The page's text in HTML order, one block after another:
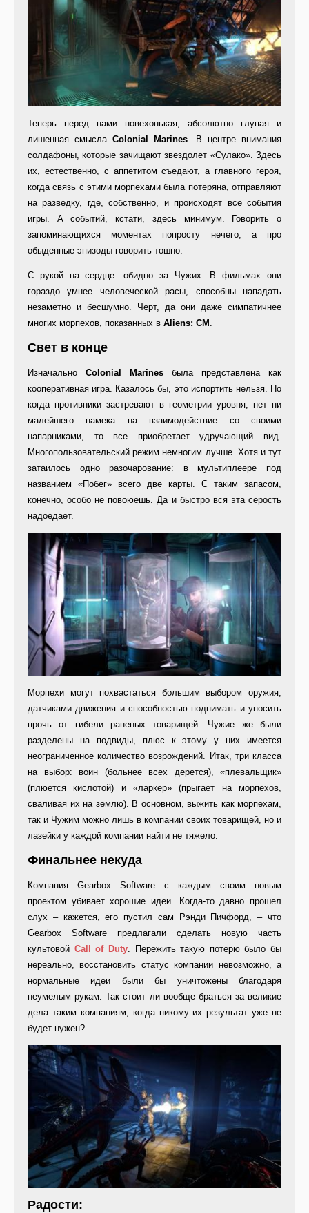
Теперь перед нами новехонькая, абсолютно глупая и
лишенная смысла Colonial Marines. В центре внимания
солдафоны, которые зачищают звездолет «Сулако». Здесь
их, естественно, с аппетитом съедают, а главного героя,
когда связь с этими морпехами была потеряна, отправляют
на разведку, где, собственно, и происходят все события
игры. А событий, кстати, здесь минимум. Говорить о
запоминающихся моментах попросту нечего, а про
обыденные эпизоды говорить тошно.
С рукой на сердце: обидно за Чужих. В фильмах они
гораздо умнее человеческой расы, способны нападать
незаметно и бесшумно. Черт, да они даже симпатичнее
многих морпехов, показанных в Aliens: CM .
Свет в конце
Изначально Colonial Marines была представлена как
кооперативная игра. Казалось бы, это испортить нельзя. Но
когда противники застревают в геометрии уровня, нет ни
малейшего намека на взаимодействие со своими
напарниками, то все приобретает удручающий вид.
Многопользовательский режим немногим лучше. Хотя и тут
затаилось одно разочарование: в мультиплеере под
названием «Побег» всего две карты. С таким запасом,
конечно, особо не повоюешь. Да и быстро вся эта серость
надоедает.
Морпехи могут похвастаться большим выбором оружия,
датчиками движения и способностью поднимать и уносить
прочь от гибели раненых товарищей. Чужие же были
разделены на подвиды, плюс к этому у них имеется
неограниченное количество возрождений. Итак, три класса
на выбор: воин (больнее всех дерется), «плевальщик»
(плюется кислотой) и «ларкер» (прыгает на морпехов,
сваливая их на землю). В основном, выжить как морпехам,
так и Чужим можно лишь в компании своих товарищей, но и
лазейки у каждой компании найти не тяжело.
Финальнее некуда
Компания Gearbox Software с каждым своим новым
проектом убивает хорошие идеи. Когда-то давно прошел
слух – кажется, его пустил сам Рэнди Пичфорд, – что
Gearbox Software предлагали сделать новую часть
культовой Call of Duty. Пережить такую потерю было бы
нереально, восстановить статус компании невозможно, а
нормальные идеи были бы уничтожены благодаря
неумелым рукам. Так стоит ли вообще браться за великие
дела таким компаниям, когда никому их результат уже не
будет нужен?
Радости: